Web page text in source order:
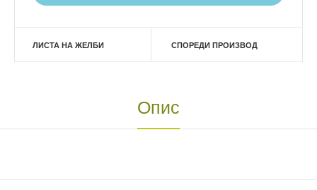
ЛИСТА НА ЖЕЛБИ СПОРЕДИ ПРОИЗВОД
Опис